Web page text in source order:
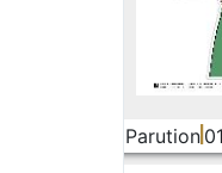
Parution